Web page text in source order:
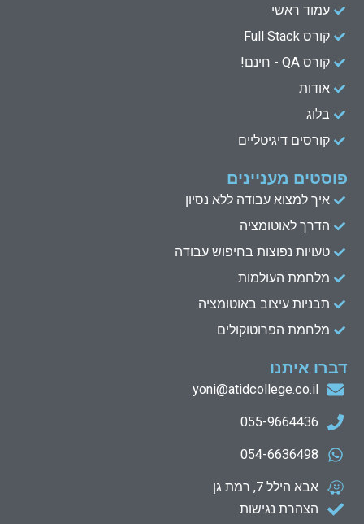
o
k
עמוד ראשי
קורס Full Stack
קורס QA - חינם!
אודות
בלוג
קורסים דיגיטליים
פוסטים מעניינים
איך למצוא עבודה ללא נסיון
הדרך לאוטומציה
טעויות נפוצות בחיפוש עבודה
מלחמת העולמות
תבניות עיצוב באוטומציה
מלחמת הפרוטוקולים
דברו איתנו
yoni@atidcollege.co.il
055-9664436
054-6636498
אבא הילל 7, רמת גן
הצהרת נגישות